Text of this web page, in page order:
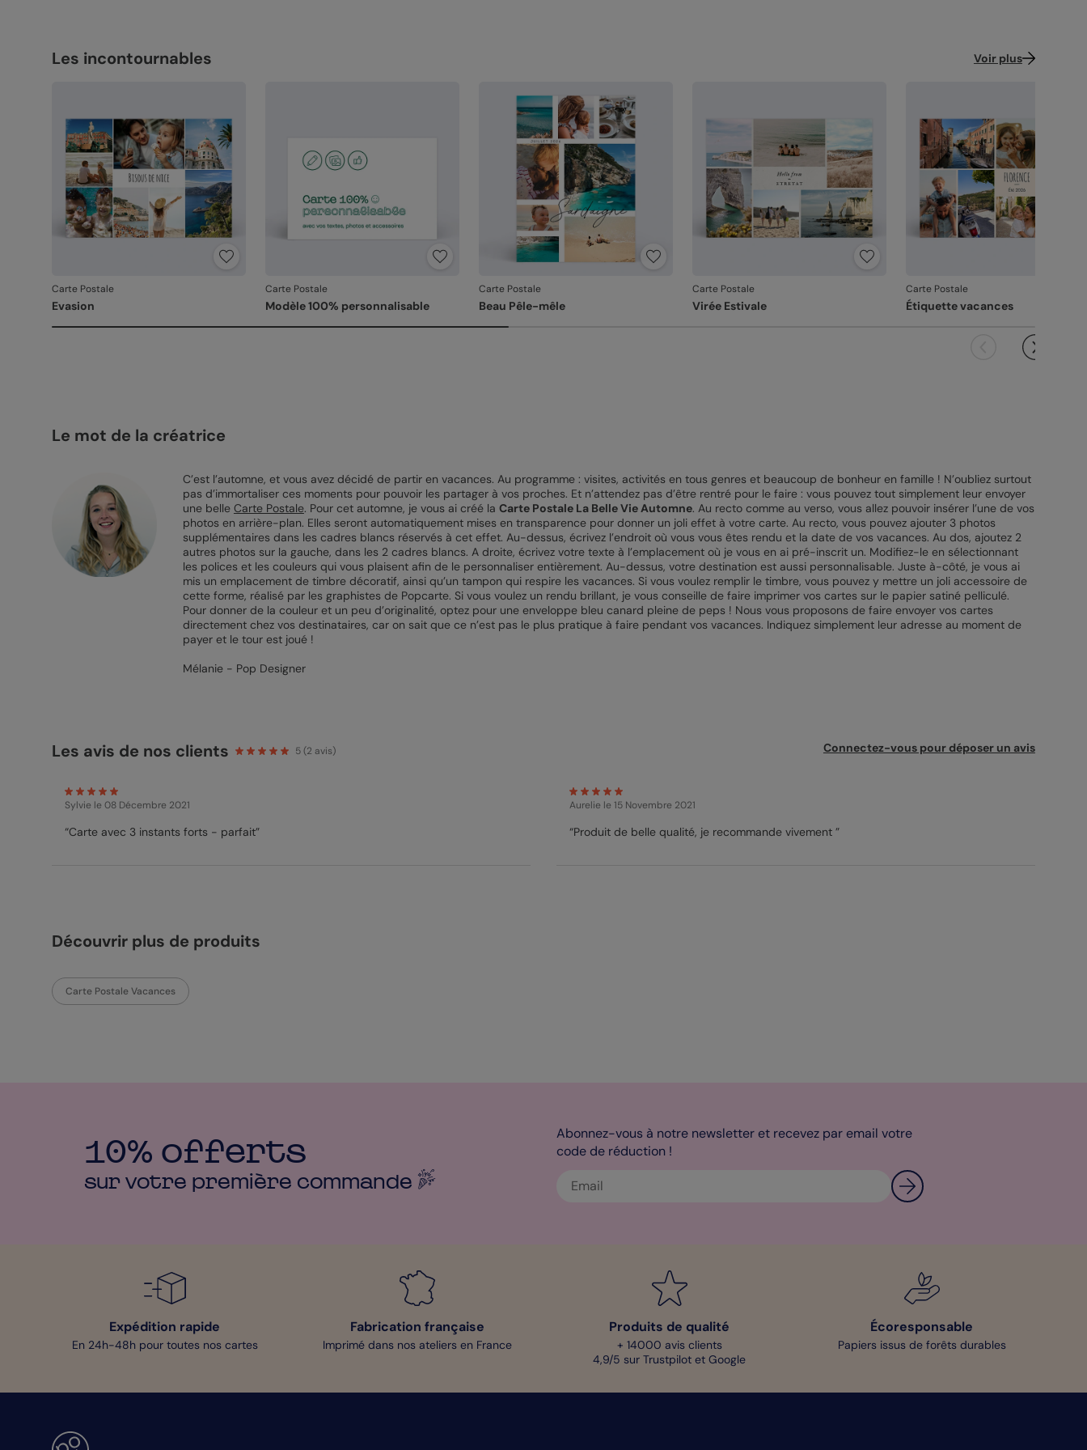
Les incontournables Voir plus
Carte Postale
Evasion
Carte Postale
Modèle 100% personnalisable
Carte Postale
Beau Pêle-mêle
Carte Postale
Virée Estivale
Carte Postale
Étiquette vacances
Le mot de la créatrice
C’est l’automne, et vous avez décidé de partir en vacances. Au programme : visites, activités en tous genres et beaucoup de bonheur en famille ! N’oubliez surtout
pas d’immortaliser ces moments pour pouvoir les partager à vos proches. Et n’attendez pas d’être rentré pour le faire : vous pouvez tout simplement leur envoyer
une belle Carte Postale. Pour cet automne, je vous ai créé la Carte Postale La Belle Vie Automne. Au recto comme au verso, vous allez pouvoir insérer l’une de vos
photos en arrière-plan. Elles seront automatiquement mises en transparence pour donner un joli effet à votre carte. Au recto, vous pouvez ajouter 3 photos
supplémentaires dans les cadres blancs réservés à cet effet. Au-dessus, écrivez l’endroit où vous vous êtes rendu et la date de vos vacances. Au dos, ajoutez 2
autres photos sur la gauche, dans les 2 cadres blancs. A droite, écrivez votre texte à l’emplacement où je vous en ai pré-inscrit un. Modifiez-le en sélectionnant
les polices et les couleurs qui vous plaisent afin de le personnaliser entièrement. Au-dessus, votre destination est aussi personnalisable. Juste à-côté, je vous ai
mis un emplacement de timbre décoratif, ainsi qu’un tampon qui respire les vacances. Si vous voulez remplir le timbre, vous pouvez y mettre un joli accessoire de
cette forme, réalisé par les graphistes de Popcarte. Si vous voulez un rendu brillant, je vous conseille de faire imprimer vos cartes sur le papier satiné pelliculé.
Pour donner de la couleur et un peu d’originalité, optez pour une enveloppe bleu canard pleine de peps ! Nous vous proposons de faire envoyer vos cartes
directement chez vos destinataires, car on sait que ce n’est pas le plus pratique à faire pendant vos vacances. Indiquez simplement leur adresse au moment de
payer et le tour est joué !
Mélanie - Pop Designer
Les avis de nos clients 5(2 avis) Connectez-vous pour déposer un avis
Sylvie le 08 Décembre 2021
“Carte avec 3 instants forts - parfait”
Aurelie le 15 Novembre 2021
“Produit de belle qualité, je recommande vivement ”
Découvrir plus de produits
Carte Postale Vacances
10% offerts
sur votre première commande
Abonnez-vous à notre newsletter et recevez par email votre
code de réduction !
Expédition rapide
En 24h-48h pour toutes nos cartes
Fabrication française
Imprimé dans nos ateliers en France
Produits de qualité
+ 14000 avis clients
4,9/5 sur Trustpilot et Google
Écoresponsable
Papiers issus de forêts durables